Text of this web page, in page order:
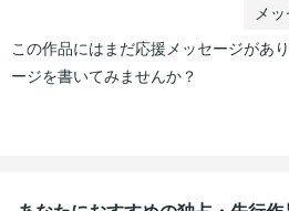
メ
この作品にはまだ応援メッセージがあ
ージを書いてみませんか？